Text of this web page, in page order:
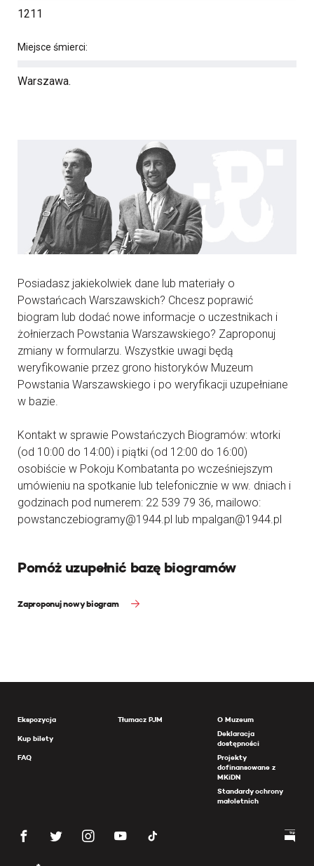
1211
Miejsce śmierci:
Warszawa.
Posiadasz jakiekolwiek dane lub materiały o
Powstańcach Warszawskich? Chcesz poprawić
biogram lub dodać nowe informacje o uczestnikach i
żołnierzach Powstania Warszawskiego? Zaproponuj
zmiany w formularzu. Wszystkie uwagi będą
weryfikowanie przez grono historyków Muzeum
Powstania Warszawskiego i po weryfikacji uzupełniane
w bazie.
Kontakt w sprawie Powstańczych Biogramów: wtorki
(od 10:00 do 14:00) i piątki (od 12:00 do 16:00)
osobiście w Pokoju Kombatanta po wcześniejszym
umówieniu na spotkanie lub telefonicznie w ww. dniach i
godzinach pod numerem: 22 539 79 36, mailowo:
powstanczebiogramy@1944.pl lub mpalgan@1944.pl
Pomóż uzupełnić bazę biogramów
Zaproponuj nowy biogram
Ekspozycja
Kup bilety
FAQ
Tłumacz PJM
O Muzeum
Deklaracja
dostępności
Projekty
dofinansowane z
MKiDN
Standardy ochrony
małoletnich